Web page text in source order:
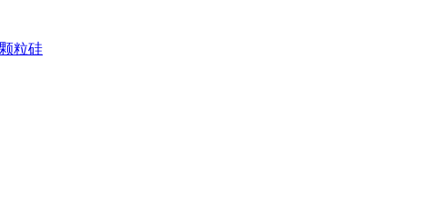
粒硅